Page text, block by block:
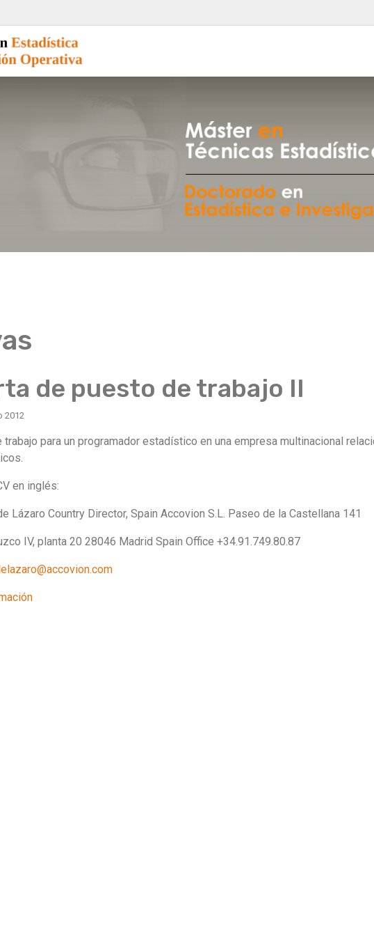
de puesto de trabajo II
2012
trabajo para un programador estadístico en una empresa multinacional
en inglés:
Lázaro Country Director, Spain Accovion S.L. Paseo de la Castellana 141
IV, planta 20 28046 Madrid Spain Office +34.91.749.80.87